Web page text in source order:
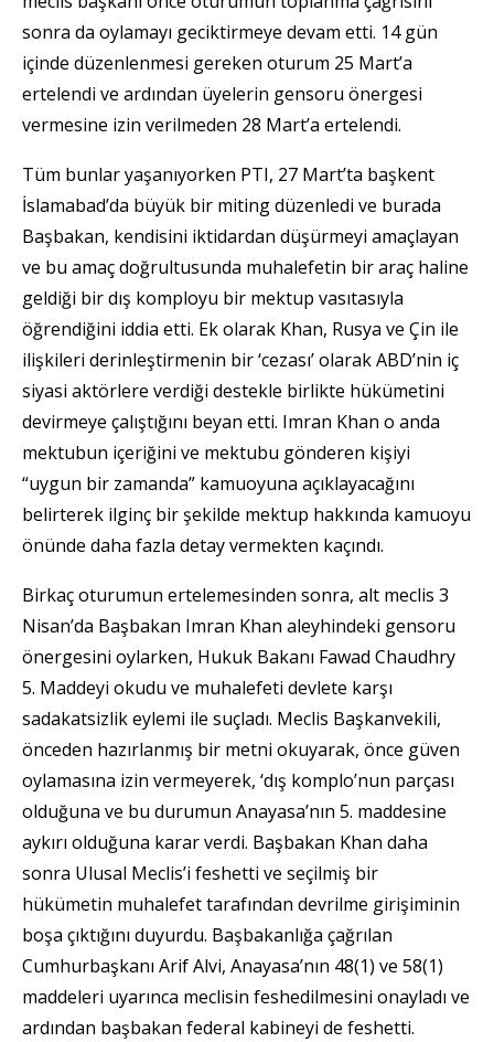
sonra da oylamayı geciktirmeye devam etti. 14 gün
içinde düzenlenmesi gereken oturum 25 Mart’a
ertelendi ve ardından üyelerin gensoru önergesi
vermesine izin verilmeden 28 Mart’a ertelendi.
Tüm bunlar yaşanıyorken PTI, 27 Mart’ta başkent
İslamabad’da büyük bir miting düzenledi ve burada
Başbakan, kendisini iktidardan düşürmeyi amaçlayan
ve bu amaç doğrultusunda muhalefetin bir araç haline
geldiği bir dış komployu bir mektup vasıtasıyla
öğrendiğini iddia etti. Ek olarak Khan, Rusya ve Çin ile
ilişkileri derinleştirmenin bir ‘cezası’ olarak ABD’nin iç
siyasi aktörlere verdiği destekle birlikte hükümetini
devirmeye çalıştığını beyan etti. Imran Khan o anda
mektubun içeriğini ve mektubu gönderen kişiyi
“uygun bir zamanda” kamuoyuna açıklayacağını
belirterek ilginç bir şekilde mektup hakkında kamuoyu
önünde daha fazla detay vermekten kaçındı.
Birkaç oturumun ertelemesinden sonra, alt meclis 3
Nisan’da Başbakan Imran Khan aleyhindeki gensoru
önergesini oylarken, Hukuk Bakanı Fawad Chaudhry
5. Maddeyi okudu ve muhalefeti devlete karşı
sadakatsizlik eylemi ile suçladı. Meclis Başkanvekili,
önceden hazırlanmış bir metni okuyarak, önce güven
oylamasına izin vermeyerek, ‘dış komplo’nun parçası
olduğuna ve bu durumun Anayasa’nın 5. maddesine
aykırı olduğuna karar verdi. Başbakan Khan daha
sonra Ulusal Meclis’i feshetti ve seçilmiş bir
hükümetin muhalefet tarafından devrilme girişiminin
boşa çıktığını duyurdu. Başbakanlığa çağrılan
Cumhurbaşkanı Arif Alvi, Anayasa’nın 48(1) ve 58(1)
maddeleri uyarınca meclisin feshedilmesini onayladı ve
ardından başbakan federal kabineyi de feshetti.